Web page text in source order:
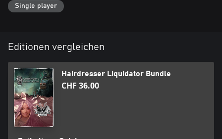
Single player
Editionen vergleichen
Hairdresser Liquidator Bundle
CHF 36.00